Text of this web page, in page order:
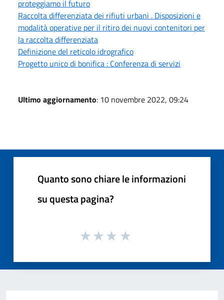
proteggiamo il futuro
Raccolta differenziata dei rifiuti urbani . Disposizioni e
modalità operative per il ritiro dei nuovi contenitori per
la raccolta differenziata
Definizione del reticolo idrografico
Progetto unico di bonifica : Conferenza di servizi
Ultimo aggiornamento: 10 novembre 2022, 09:24
Quanto sono chiare le informazioni
su questa pagina?